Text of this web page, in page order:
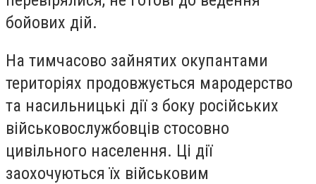
бойових дій.
На тимчасово зайнятих окупантами
територіях продовжується мародерство
та насильницькі дії з боку російських
військовослужбовців стосовно
цивільного населення. Ці дії
заохочуються їх військовим